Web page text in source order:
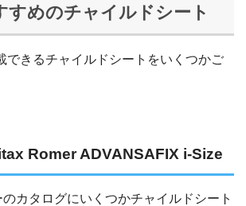
すめのチャイルドシート
できるチャイルドシートをいくつかご
Romer ADVANSAFIX i-Size
カタログにいくつかチャイルドシート